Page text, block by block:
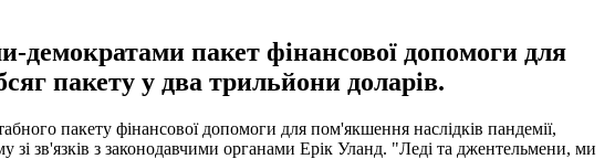
демократами пакет фінансової допомоги для
пакету у два трильйони доларів.
пакету фінансової допомоги для пом'якшення наслідків пандемії,
зв'язків з законодавчими органами Ерік Уланд. "Леді та джентельмени, ми